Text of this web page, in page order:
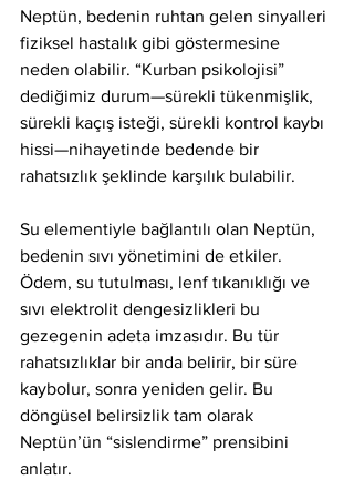
Neptün, bedenin ruhtan gelen sinyalleri
fiziksel hastalık gibi göstermesine
neden olabilir. “Kurban psikolojisi”
dediğimiz durum—sürekli tükenmişlik,
sürekli kaçış isteği, sürekli kontrol kaybı
hissi—nihayetinde bedende bir
rahatsızlık şeklinde karşılık bulabilir.
Su elementiyle bağlantılı olan Neptün,
bedenin sıvı yönetimini de etkiler.
Ödem, su tutulması, lenf tıkanıklığı ve
sıvı elektrolit dengesizlikleri bu
gezegenin adeta imzasıdır. Bu tür
rahatsızlıklar bir anda belirir, bir süre
kaybolur, sonra yeniden gelir. Bu
döngüsel belirsizlik tam olarak
Neptün’ün “sislendirme” prensibini
anlatır.